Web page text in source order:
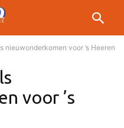
nieuwonderkomen voor ’s Heeren
voor ’s